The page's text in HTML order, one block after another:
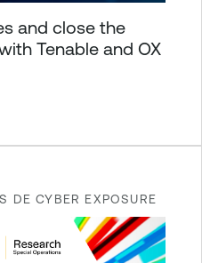
and close the
Tenable and OX
DE CYBER EXPOSURE